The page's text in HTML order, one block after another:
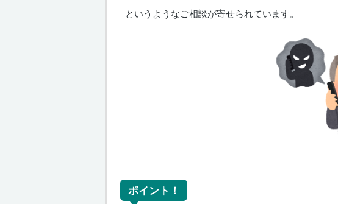
というようなご相談が寄せられています。
ポイント！